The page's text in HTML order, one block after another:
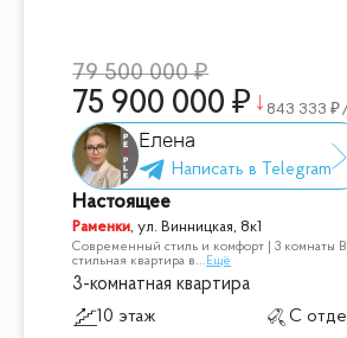
79 500 000
75 900 000 843 333
Елена
Настоящее
Раменки,ул. Винницкая, 8к1
Современный стиль и комфорт | 3 комнаты
стильная квартира в... Ещё
3-комнатная квартира
10 этаж
С